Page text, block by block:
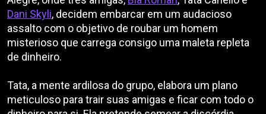
Dani Skyli, decidem embarcar em um audacioso
assalto com o objetivo de roubar um homem
misterioso que carrega consigo uma maleta repleta
de dinheiro.
Tata, a mente ardilosa do grupo, elabora um plano
meticuloso para trair suas amigas e ficar com todo o